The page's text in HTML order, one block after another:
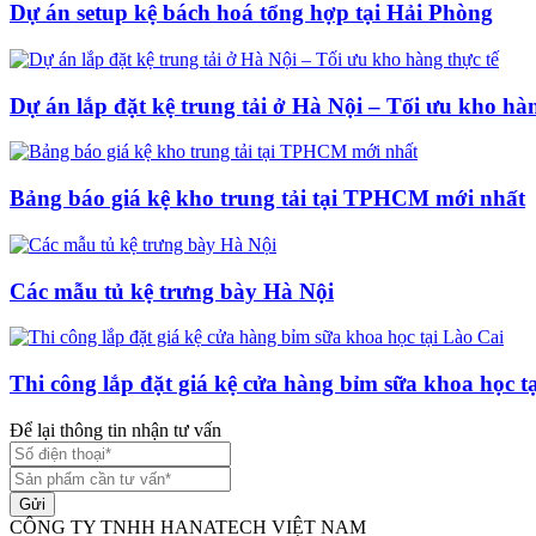
Dự án setup kệ bách hoá tổng hợp tại Hải Phòng
Dự án lắp đặt kệ trung tải ở Hà Nội – Tối ưu kho
Bảng báo giá kệ kho trung tải tại TPHCM mới nhất
Các mẫu tủ kệ trưng bày Hà Nội
Thi công lắp đặt giá kệ cửa hàng bỉm sữa khoa học
Để lại thông tin nhận tư vấn
Gửi
CÔNG TY TNHH HANATECH VIỆT NAM